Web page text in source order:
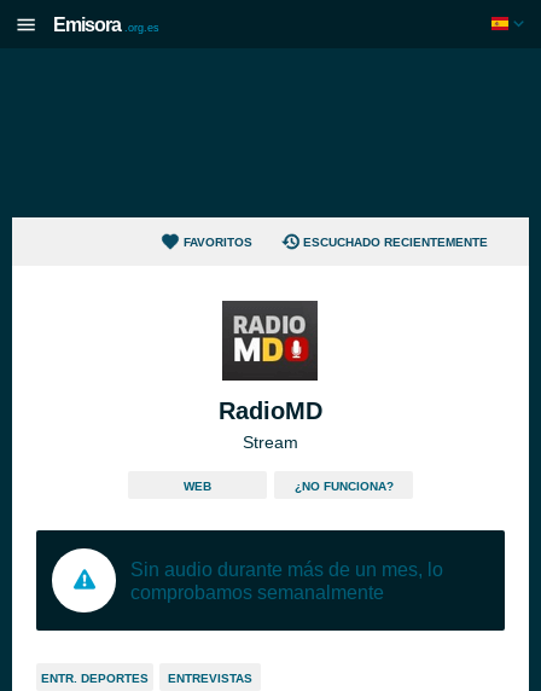
Emisora .org.es
FAVORITOS ESCUCHADO RECIENTEMENTE
RadioMD
Stream
WEB ¿NO FUNCIONA?
Sin audio durante más de un mes, lo
comprobamos semanalmente
ENTR. DEPORTES ENTREVISTAS